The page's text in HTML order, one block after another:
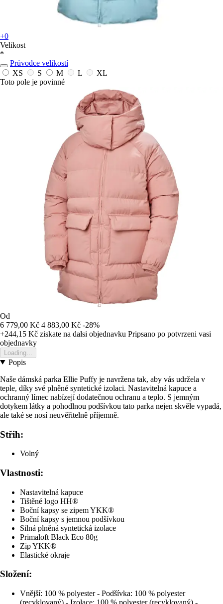
+0
Velikost
*
Průvodce velikostí
XS
S M L
XL
Toto pole je povinné
Od
6 779,00 Kč 4 883,00 Kč -28%
+244,15 Kč ziskate na dalsi objednavku Pripsano po potvrzeni vasi
objednavky
Loading...
Popis
Naše dámská parka Ellie Puffy je navržena tak, aby vás udržela v
teple, díky své plněné syntetické izolaci. Nastavitelná kapuce a
ochranný límec nabízejí dodatečnou ochranu a teplo. S jemným
dotykem látky a pohodlnou podšívkou tato parka nejen skvěle vypadá,
ale také se nosí neuvěřitelně příjemně.
Střih:
Volný
Vlastnosti:
Nastavitelná kapuce
Tištěné logo HH®
Boční kapsy se zipem YKK®
Boční kapsy s jemnou podšívkou
Silná plněná syntetická izolace
Primaloft Black Eco 80g
Zip YKK®
Elastické okraje
Složení:
Vnější: 100 % polyester - Podšívka: 100 % polyester